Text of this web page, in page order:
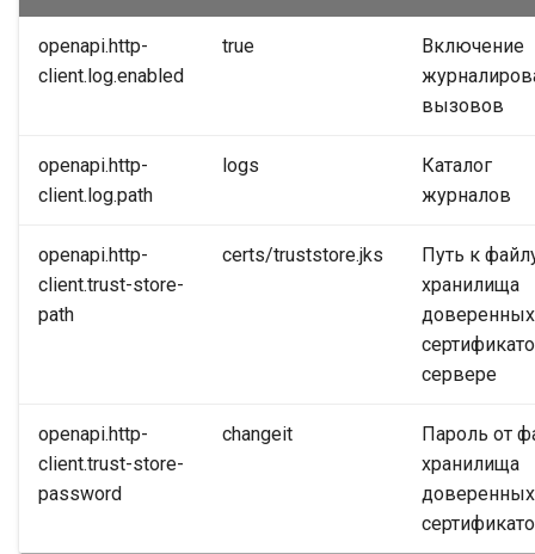
openapi.http-
client.log.enabled
true
Включение
вызовов
openapi.http-
client.log.path
logs
Каталог
журналов
openapi.http-
client.trust-store-
path
certs/truststore.jks
Путь к
хранилища
доверенных
сервере
openapi.http-
client.trust-store-
password
changeit
Пароль от
хранилища
доверенных